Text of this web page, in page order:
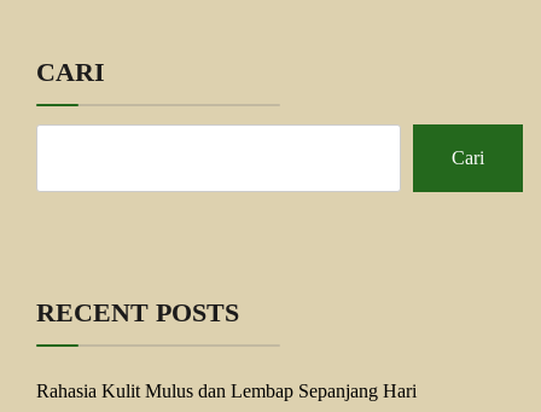
CARI
Cari
RECENT POSTS
Rahasia Kulit Mulus dan Lembap Sepanjang Hari